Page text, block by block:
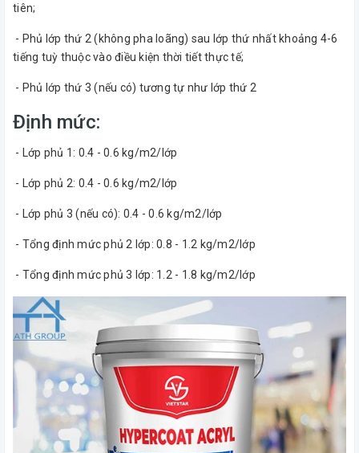
tiên;
- Phủ lớp thứ 2 (không pha loãng) sau lớp thứ nhất khoảng 4-6
tiếng tuỳ thuộc vào điều kiện thời tiết thực tế;
- Phủ lớp thứ 3 (nếu có) tương tự như lớp thứ 2
Định mức:
- Lớp phủ 1: 0.4 - 0.6 kg/m2/lớp
- Lớp phủ 2: 0.4 - 0.6 kg/m2/lớp
- Lớp phủ 3 (nếu có): 0.4 - 0.6 kg/m2/lớp
- Tổng định mức phủ 2 lớp: 0.8 - 1.2 kg/m2/lớp
- Tổng định mức phủ 3 lớp: 1.2 - 1.8 kg/m2/lớp